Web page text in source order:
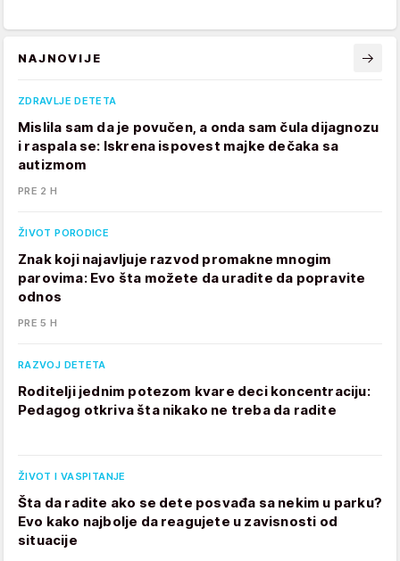
NAJNOVIJE
ZDRAVLJE DETETA
Mislila sam da je povučen, a onda sam čula dijagnozu
i raspala se: Iskrena ispovest majke dečaka sa
autizmom
PRE 2 H
ŽIVOT PORODICE
Znak koji najavljuje razvod promakne mnogim
parovima: Evo šta možete da uradite da popravite
odnos
PRE 5 H
RAZVOJ DETETA
Roditelji jednim potezom kvare deci koncentraciju:
Pedagog otkriva šta nikako ne treba da radite
ŽIVOT I VASPITANJE
Šta da radite ako se dete posvađa sa nekim u parku?
Evo kako najbolje da reagujete u zavisnosti od
situacije